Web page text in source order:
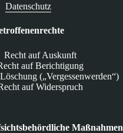
Datenschutz
Recht auf Auskunft
auf Berichtigung
(„Vergessenwerden“)
auf Widerspruch
Maßnahmen